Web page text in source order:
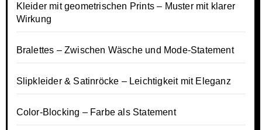
Kleider mit geometrischen Prints – Muster mit klarer
Wirkung
Bralettes – Zwischen Wäsche und Mode-Statement
Slipkleider & Satinröcke – Leichtigkeit mit Eleganz
Color-Blocking – Farbe als Statement